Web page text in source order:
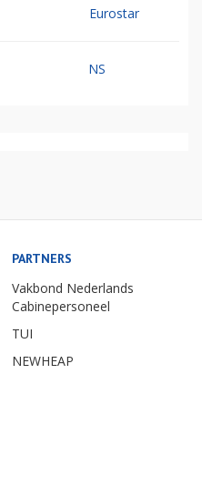
Eurostar
NS
PARTNERS
Vakbond Nederlands
Cabinepersoneel
TUI
NEWHEAP